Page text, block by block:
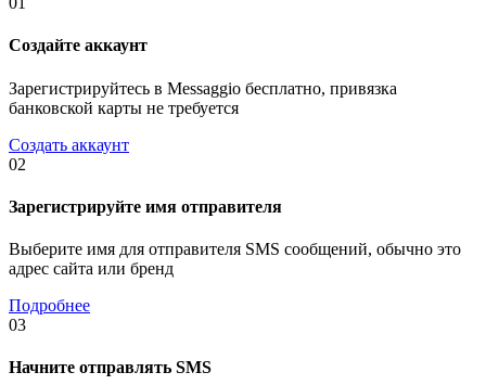
Создайте аккаунт
Зарегистрируйтесь в Messaggio бесплатно, привязка
банковской карты не требуется
Создать аккаунт
02
Зарегистрируйте имя отправителя
Выберите имя для отправителя SMS сообщений, обычно это
адрес сайта или бренд
Подробнее
03
Начните отправлять SMS